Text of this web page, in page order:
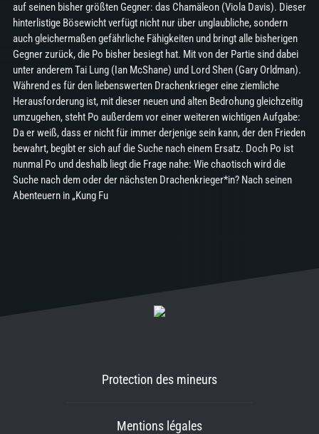
auf seinen bisher größten Gegner: das Chamäleon (Viola Davis). Dieser
hinterlistige Bösewicht verfügt nicht nur über unglaubliche, sondern
auch gleichermaßen gefährliche Fähigkeiten und bringt alle bisherigen
Gegner zurück, die Po bisher besiegt hat. Mit von der Partie sind dabei
unter anderem Tai Lung (Ian McShane) und Lord Shen (Gary Orldman).
Während es für den liebenswerten Drachenkrieger eine ziemliche
Herausforderung ist, mit dieser neuen und alten Bedrohung gleichzeitig
umzugehen, steht Po außerdem vor einer weiteren wichtigen Aufgabe:
Da er weiß, dass er nicht für immer derjenige sein kann, der den Frieden
bewahrt, begibt er sich auf die Suche nach einem Ersatz. Doch Po ist
nunmal Po und deshalb liegt die Frage nahe: Wie chaotisch wird die
Suche nach dem oder der nächsten Drachenkrieger*in? Nach seinen
Abenteuern in „Kung Fu
Protection des mineurs
Mentions légales